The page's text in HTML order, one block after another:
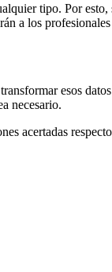
tipo. Por
a los
esos
necesario.
acertadas